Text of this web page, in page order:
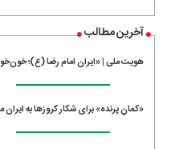
آخرین مطالب
هویت ملی | «ایران امام رضا (ع)؛
«کمانِ پرنده» برای شکار کروزها به